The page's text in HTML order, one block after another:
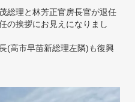
総理と林芳正官房長官が退任
の挨拶にお見えになりまし
(高市早苗新総理左隣)も復興